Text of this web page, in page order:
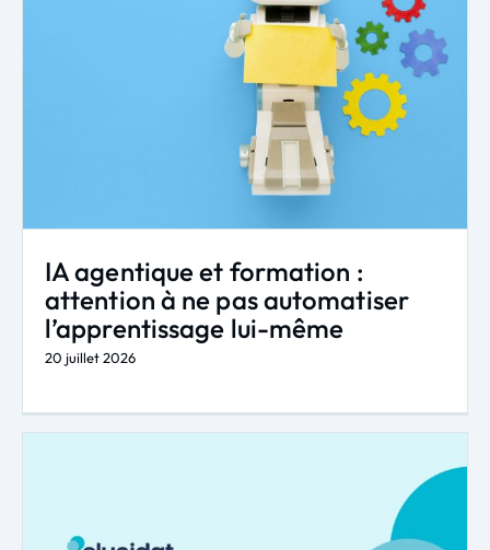
IA agentique et formation :
attention à ne pas automatiser
l’apprentissage lui-même
20 juillet 2026